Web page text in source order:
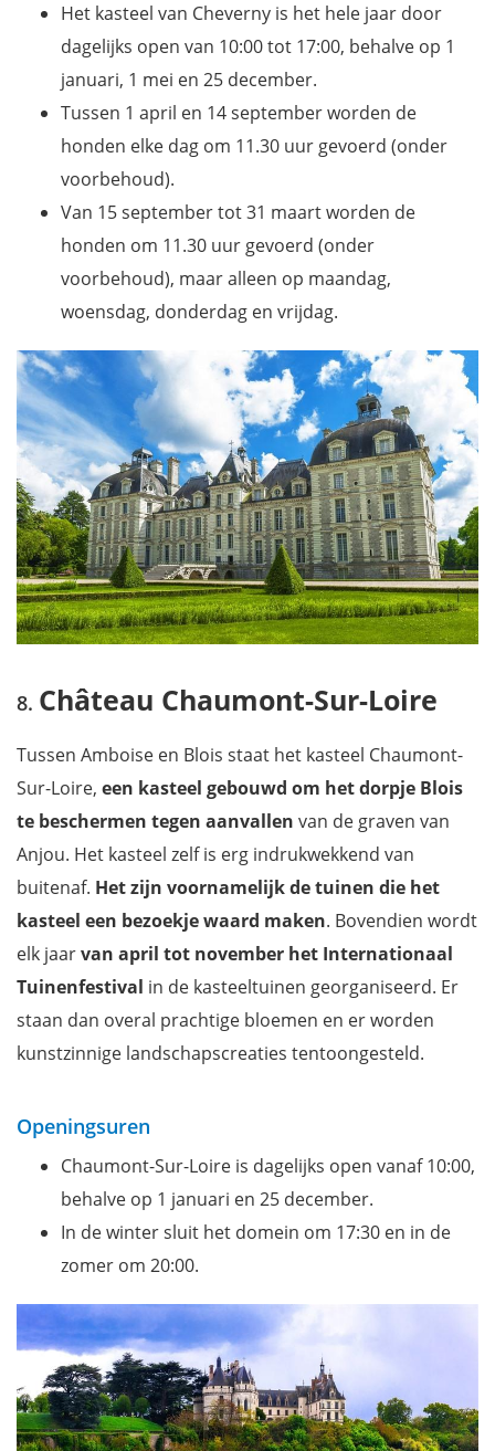
Het kasteel van Cheverny is het hele jaar door
dagelijks open van 10:00 tot 17:00, behalve op 1
januari, 1 mei en 25 december.
Tussen 1 april en 14 september worden de
honden elke dag om 11.30 uur gevoerd (onder
voorbehoud).
Van 15 september tot 31 maart worden de
honden om 11.30 uur gevoerd (onder
voorbehoud), maar alleen op maandag,
woensdag, donderdag en vrijdag.
Château Chaumont-Sur-Loire
Tussen Amboise en Blois staat het kasteel Chaumont-
Sur-Loire, een kasteel gebouwd om het dorpje Blois
te beschermen tegen aanvallen van de graven van
Anjou. Het kasteel zelf is erg indrukwekkend van
buitenaf. Het zijn voornamelijk de tuinen die het
kasteel een bezoekje waard maken. Bovendien wordt
elk jaarvan april tot november het Internationaal
Tuinenfestival in de kasteeltuinen georganiseerd. Er
staan dan overal prachtige bloemen en er worden
kunstzinnige landschapscreaties tentoongesteld.
Openingsuren
Chaumont-Sur-Loire is dagelijks open vanaf 10:00,
behalve op 1 januari en 25 december.
In de winter sluit het domein om 17:30 en in de
zomer om 20:00.